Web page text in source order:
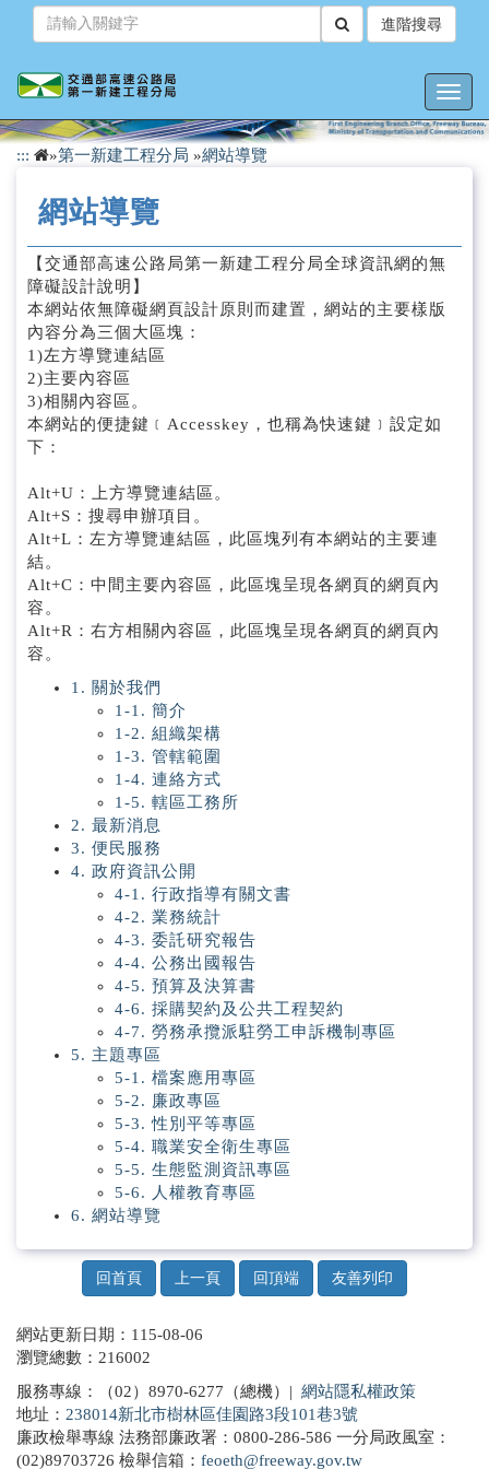
容
進階搜尋
::: »第一新建工程分局 »網站導覽
網站導覽
【交通部高速公路局第一新建工程分局全球資訊網的無
障礙設計說明】
本網站依無障礙網頁設計原則而建置，網站的主要樣版
內容分為三個大區塊：
1)左方導覽連結區
2)主要內容區
3)相關內容區。
本網站的便捷鍵﹝Accesskey，也稱為快速鍵﹞設定如
下：
Alt+U：上方導覽連結區。
Alt+S：搜尋申辦項目。
Alt+L：左方導覽連結區，此區塊列有本網站的主要連
結。
Alt+C：中間主要內容區，此區塊呈現各網頁的網頁內
容。
Alt+R：右方相關內容區，此區塊呈現各網頁的網頁內
容。
1. 關於我們
1-1. 簡介
1-2. 組織架構
1-3. 管轄範圍
1-4. 連絡方式
1-5. 轄區工務所
2. 最新消息
3. 便民服務
4. 政府資訊公開
4-1. 行政指導有關文書
4-2. 業務統計
4-3. 委託研究報告
4-4. 公務出國報告
4-5. 預算及決算書
4-6. 採購契約及公共工程契約
4-7. 勞務承攬派駐勞工申訴機制專區
5. 主題專區
5-1. 檔案應用專區
5-2. 廉政專區
5-3. 性別平等專區
5-4. 職業安全衛生專區
5-5. 生態監測資訊專區
5-6. 人權教育專區
6. 網站導覽
回首頁 上一頁 回頂端 友善列印
網站更新日期：115-08-06
瀏覽總數：216002
服務專線：（02）8970-6277（總機）| 網站隱私權政策
地址： 238014新北市樹林區佳園路3段101巷3號
廉政檢舉專線 法務部廉政署：0800-286-586 一分局政風室：
(02)89703726 檢舉信箱： feoeth@freeway.gov.tw